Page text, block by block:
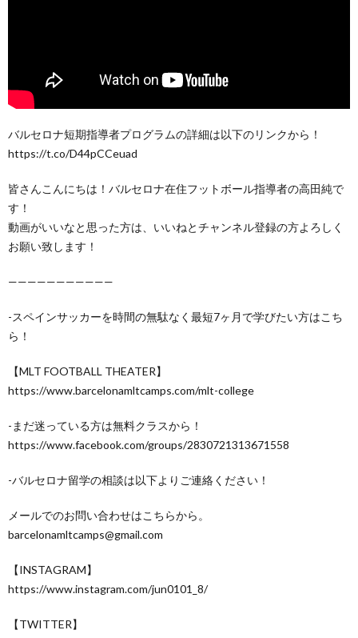
バルセロナ短期指導者プログラムの詳細は以下のリンクから！
https://t.co/D44pCCeuad
皆さんこんにちは！バルセロナ在住フットボール指導者の高田純で
す！
動画がいいなと思った方は、いいねとチャンネル登録の方よろしく
お願い致します！
———————————
-スペインサッカーを時間の無駄なく最短7ヶ月で学びたい方はこち
ら！
【MLT FOOTBALL THEATER】
https://www.barcelonamltcamps.com/mlt-college
-まだ迷っている方は無料クラスから！
https://www.facebook.com/groups/2830721313671558
-バルセロナ留学の相談は以下よりご連絡ください！
メールでのお問い合わせはこちらから。
barcelonamltcamps@gmail.com
【INSTAGRAM】
https://www.instagram.com/jun0101_8/
【TWITTER】